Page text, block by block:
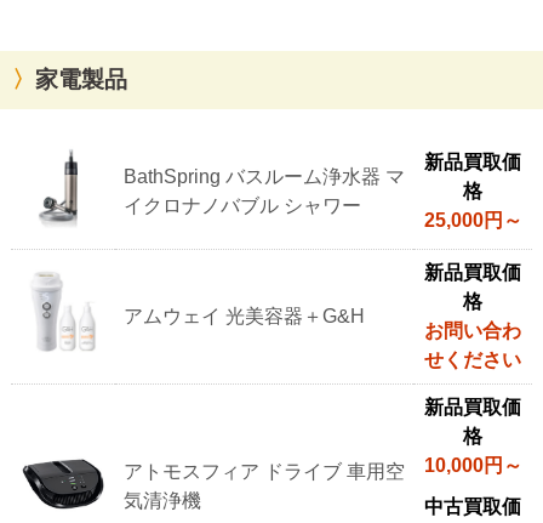
家電製品
考
BathSpring バスルーム浄水器 マ
イクロナノバブル シャワー
新品買取価
格
25,000円～
アムウェイ 光美容器＋G&H
新品買取価
格
お問い合わ
せください
アトモスフィア ドライブ 車用空
気清浄機
新品買取価
格
10,000円～
中古買取価